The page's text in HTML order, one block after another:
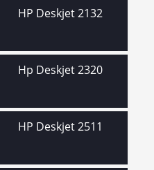
HP Deskjet 2132
Hp Deskjet 2320
HP Deskjet 2511